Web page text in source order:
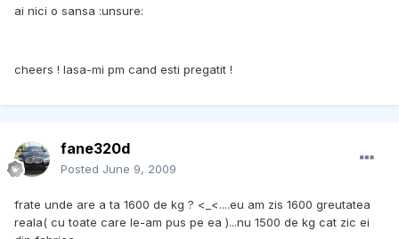
ai nici o sansa :unsure:
cheers ! lasa-mi pm cand esti pregatit !
fane320d
Posted June 9, 2009
frate unde are a ta 1600 de kg ? <_<....eu am zis 1600 greutatea
reala( cu toate care le-am pus pe ea )...nu 1500 de kg cat zic ei